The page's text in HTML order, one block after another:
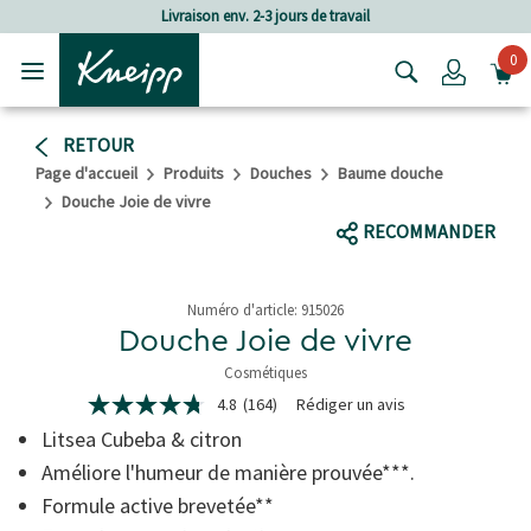
Passer au contenu principal
Passer au contenu du pied de page
Livraison env. 2-3 jours de travail
Login0
RETOUR
Page d'accueil Produits Douches
Baume douche
Douche Joie de vivre
RECOMMANDER
Numéro d'article: 915026
Douche Joie de vivre
Cosmétiques
5 de 5 étoiles
4.8
étoiles
sur
5,
de
4.8 (164) Rédiger un avis
Litsea Cubeba & citron
Améliore l'humeur de manière prouvée***.
Formule active brevetée**